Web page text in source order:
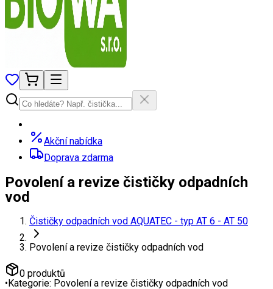
Akční nabídka
Doprava zdarma
Povolení a revize čističky odpadních
vod
Čističky odpadních vod AQUATEC - typ AT 6 - AT 50
Povolení a revize čističky odpadních vod
0 produktů
•Kategorie: Povolení a revize čističky odpadních vod